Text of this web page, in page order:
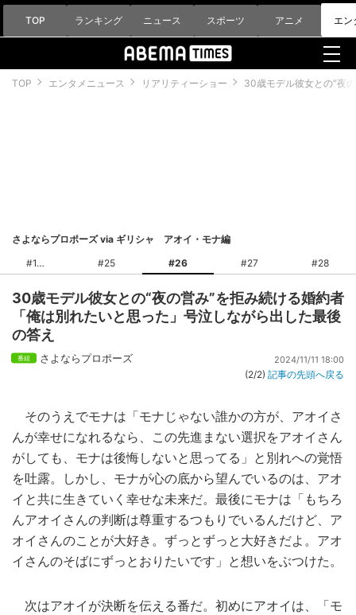
TOP ランキング ニュース スポーツ アニメ エン
TOP エンタメニュース リアリティーショー 30歳モデル彼女との“夜
さよならプロポーズ via ギリシャ アオイ・モナ編
#1
#25 #26 #27 #28
30歳モデル彼女との“夜の営み”を拒み続ける婚約者
「俺は別れたいと思った」号泣しながら出した最後
の答え
さよならプロポーズ 2024/11/11 18:00
(2/2) 記事の先頭へ戻る
そのうえでモナは「モナじゃない誰かの方が、アオイさ
んが幸せになれるなら、この先進まない選択をアオイさん
がしても、モナは後悔しないと思ってる」と別れへの覚悟
を吐露。しかし、モナが心の底から望んでいるのは、アオ
イと共に生きていく幸せな未来だ。最後にモナは「もちろ
んアオイさんの判断は尊重するつもりでいるんだけど、ア
オイさんのことが大好き。ずっとずっと大好きだよ。アオ
イさんのそばにずっとおりたいです」と想いをぶつけた。
次はアオイが決断を伝える番だ。初めにアオイは、「モ